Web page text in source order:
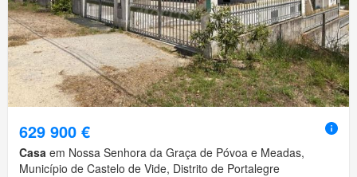
629 900 €
Casa em Nossa Senhora da Graça de Póvoa e Meadas,
Município de Castelo de Vide, Distrito de Portalegre